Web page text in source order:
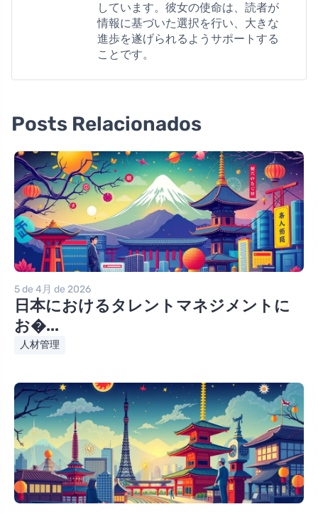
しています。彼女の使命は、読者が
情報に基づいた選択を行い、大きな
進歩を遂げられるようサポートする
ことです。
Posts Relacionados
5 de 4月 de 2026
日本におけるタレントマネジメントに
お�...
人材管理